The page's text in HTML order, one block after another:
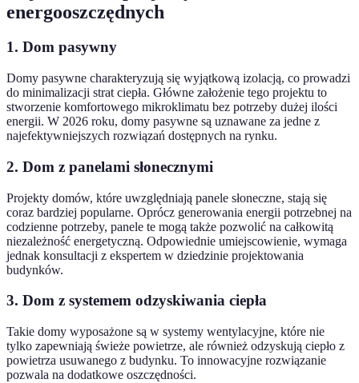
energooszczędnych
1. Dom pasywny
Domy pasywne charakteryzują się wyjątkową izolacją, co prowadzi
do minimalizacji strat ciepła. Główne założenie tego projektu to
stworzenie komfortowego mikroklimatu bez potrzeby dużej ilości
energii. W 2026 roku, domy pasywne są uznawane za jedne z
najefektywniejszych rozwiązań dostępnych na rynku.
2. Dom z panelami słonecznymi
Projekty domów, które uwzględniają panele słoneczne, stają się
coraz bardziej popularne. Oprócz generowania energii potrzebnej na
codzienne potrzeby, panele te mogą także pozwolić na całkowitą
niezależność energetyczną. Odpowiednie umiejscowienie, wymaga
jednak konsultacji z ekspertem w dziedzinie projektowania
budynków.
3. Dom z systemem odzyskiwania ciepła
Takie domy wyposażone są w systemy wentylacyjne, które nie
tylko zapewniają świeże powietrze, ale również odzyskują ciepło z
powietrza usuwanego z budynku. To innowacyjne rozwiązanie
pozwala na dodatkowe oszczędności.